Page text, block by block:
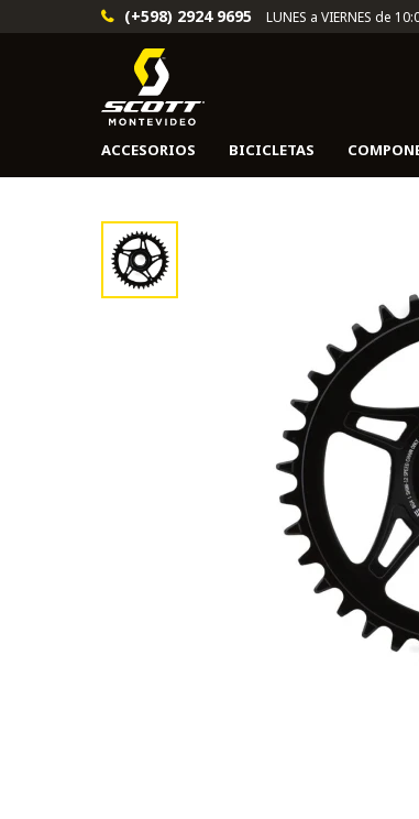
ACCESORIOS BICICLETAS
(+598) 2924 9695 LUNES a VIERNES de